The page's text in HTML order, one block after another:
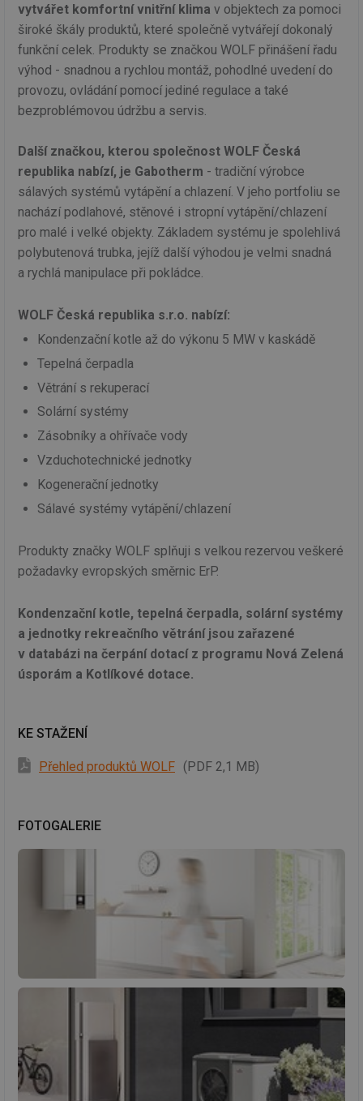
vytvářet komfortní vnitřní klima v objektech za pomoci
široké škály produktů, které společně vytvářejí dokonalý
funkční celek. Produkty se značkou WOLF přinášení řadu
výhod - snadnou a rychlou montáž, pohodlné uvedení do
provozu, ovládání pomocí jediné regulace a také
bezproblémovou údržbu a servis.
Další značkou, kterou společnost WOLF Česká
republika nabízí, je Gabotherm - tradiční výrobce
sálavých systémů vytápění a chlazení. V jeho portfoliu se
nachází podlahové, stěnové i stropní vytápění/chlazení
pro malé i velké objekty. Základem systému je spolehlivá
polybutenová trubka, jejíž další výhodou je velmi snadná
a rychlá manipulace při pokládce.
WOLF Česká republika s.r.o. nabízí:
Kondenzační kotle až do výkonu 5 MW v kaskádě
Tepelná čerpadla
Větrání s rekuperací
Solární systémy
Zásobníky a ohřívače vody
Vzduchotechnické jednotky
Kogenerační jednotky
Sálavé systémy vytápění/chlazení
Produkty značky WOLF splňuji s velkou rezervou veškeré
požadavky evropských směrnic ErP.
Kondenzační kotle, tepelná čerpadla, solární systémy
a jednotky rekreačního větrání jsou zařazené
v databázi na čerpání dotací z programu Nová Zelená
úsporám a Kotlíkové dotace.
KE STAŽENÍ
Přehled produktů WOLF (PDF 2,1 MB)
FOTOGALERIE